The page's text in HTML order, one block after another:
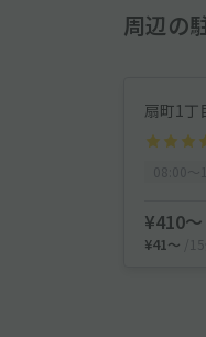
周辺の
扇町1丁
¥410〜
¥41〜
/